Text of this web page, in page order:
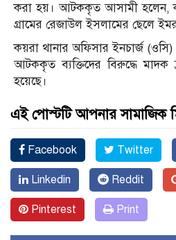
করা হয়। আটককৃত আসামী হলেন,
গ্রামের রেজাউল ইসলামের ছেলে
কয়রা থানার অফিসার ইনচার্জ
আটককৃত ব্যক্তিদের বিরুদ্ধে মাদক
হয়েছে।
এই পোস্টটি আপনার সামাজিক
Facebook Twitter
Linkedin Reddit
Pinterest Print